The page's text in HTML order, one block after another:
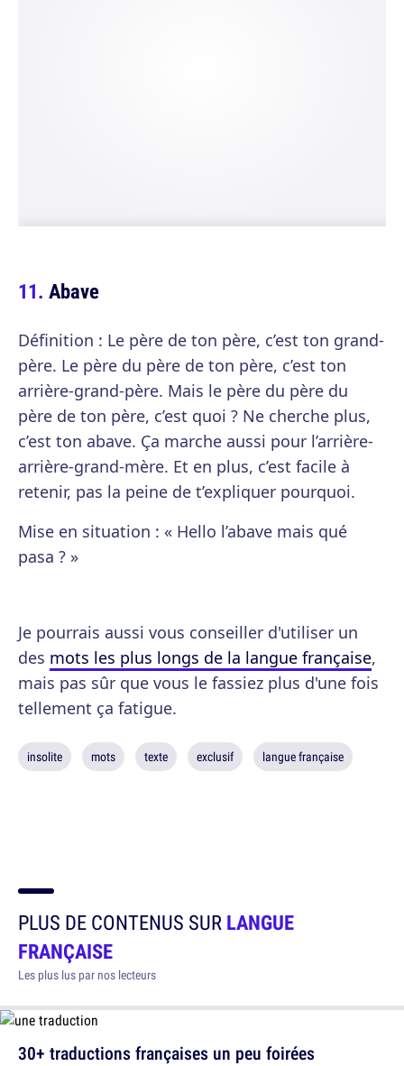
Abave
Définition : Le père de ton père, c’est ton grand-
père. Le père du père de ton père, c’est ton
arrière-grand-père. Mais le père du père du
père de ton père, c’est quoi ? Ne cherche plus,
c’est ton abave. Ça marche aussi pour l’arrière-
arrière-grand-mère. Et en plus, c’est facile à
retenir, pas la peine de t’expliquer pourquoi.
Mise en situation : « Hello l’abave mais qué
pasa ? »
Je pourrais aussi vous conseiller d'utiliser un
des mots les plus longs de la langue française,
mais pas sûr que vous le fassiez plus d'une fois
tellement ça fatigue.
insolite mots texte exclusif langue française
PLUS DE CONTENUS SURLANGUE
FRANÇAISE
Les plus lus par nos lecteurs
30+ traductions françaises un peu foirées